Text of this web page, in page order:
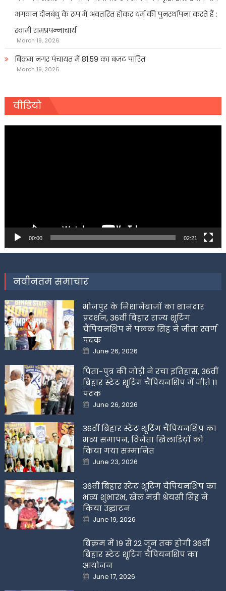
भगवान दीनबंधु के रूप में अवतरित होकर धर्म की पुनर्स्थापना करते हैं :
स्वामी रामप्रपन्नाचार्य
March 19, 2026
बिक्रम नगर पंचायत में 81.59 का बजट पारित
March 19, 2026
वीडियो
00:00 02:21
नवीनतम समाचार
भोजपुर के निशानेबाजों का शानदार
प्रदर्शन, 36वीं बिहार राज्य शूटिंग
चैंपियनशिप में पलक सिंह ने जीता स्वर्ण
पदक
Posted
on
June 26, 2026
पिता-पुत्र की जोड़ी ने रचा इतिहास, 36वीं
बिहार स्टेट शूटिंग चैंपियनशिप में जीते 11
पदक
Posted
on
June 26, 2026
36वीं बिहार स्टेट शूटिंग चैंपियनशिप का
भव्य समापन, विजेता खिलाडिय़ों को
किया गया सम्मानित
Posted
on
June 23, 2026
36वीं बिहार स्टेट शूटिंग चैंपियनशिप का
भव्य शुभारंभ, खेल मंत्री श्रेयसी सिंह ने
किया उद्घाटन
Posted
on
June 19, 2026
बिक्रम में 19 से 22 जून तक होगी 36वीं
बिहार स्टेट शूटिंग चैंपियनशिप का
आयोजन
Posted
on
June 17, 2026